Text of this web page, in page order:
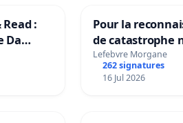
:
Da
Pour la
de catastrophe
grêle du 15
et ses alentours
Lefebvre Morgane
262 signatures
16 Jul 2026